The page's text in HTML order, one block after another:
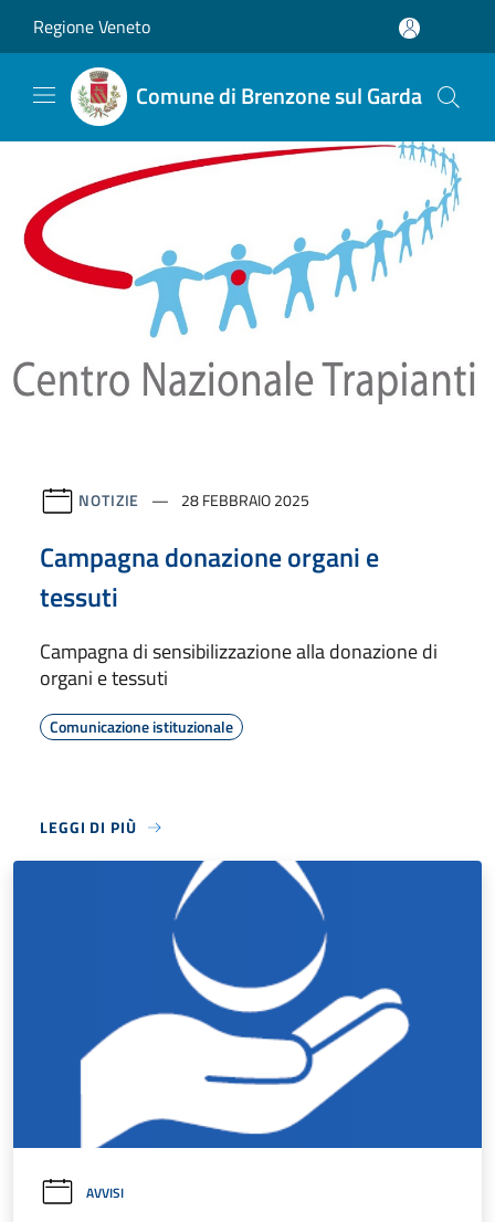
Regione Veneto
Comune di Brenzone sul Garda
NOTIZIE 28 FEBBRAIO 2025
Campagna donazione organi e
tessuti
Campagna di sensibilizzazione alla donazione di
organi e tessuti
Comunicazione istituzionale
LEGGI DI PIÙ
AVVISI